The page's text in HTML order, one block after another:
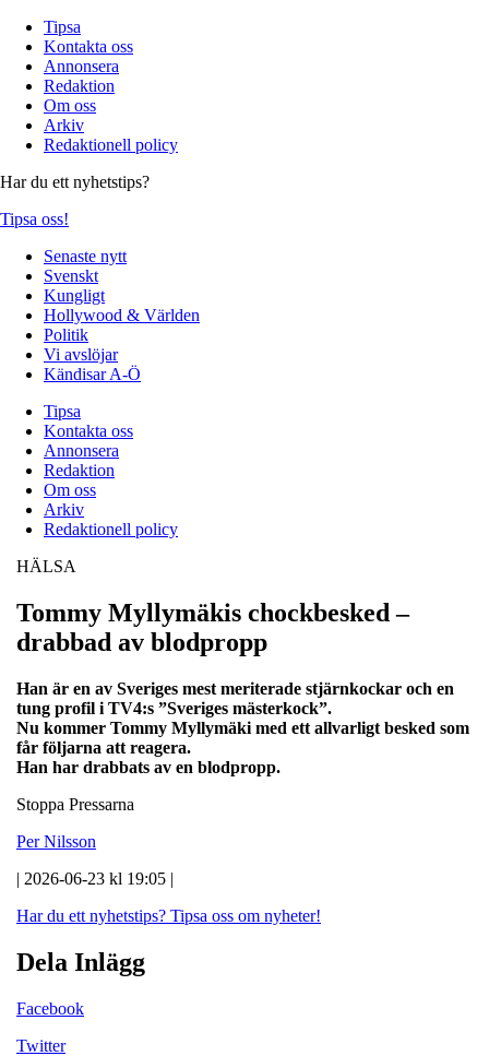
Tipsa
Kontakta oss
Annonsera
Redaktion
Om oss
Arkiv
Redaktionell policy
Har du ett nyhetstips?
Tipsa oss!
Senaste nytt
Svenskt
Kungligt
Hollywood & Världen
Politik
Vi avslöjar
Kändisar A-Ö
Tipsa
Kontakta oss
Annonsera
Redaktion
Om oss
Arkiv
Redaktionell policy
HÄLSA
Tommy Myllymäkis chockbesked –
drabbad av blodpropp
Han är en av Sveriges mest meriterade stjärnkockar och en
tung profil i TV4:s ”Sveriges mästerkock”.
Nu kommer Tommy Myllymäki med ett allvarligt besked som
får följarna att reagera.
Han har drabbats av en blodpropp.
Stoppa Pressarna
Per Nilsson
| 2026-06-23 kl 19:05 |
Har du ett nyhetstips? Tipsa oss om nyheter!
Dela Inlägg
Facebook
Twitter